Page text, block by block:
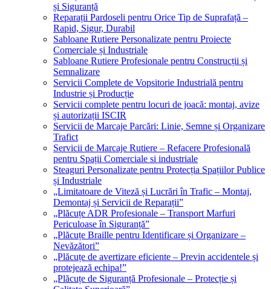
și Siguranță
Reparații Pardoseli pentru Orice Tip de Suprafață –
Rapid, Sigur, Durabil
Sabloane Rutiere Personalizate pentru Proiecte
Comerciale și Industriale
Sabloane Rutiere Profesionale pentru Construcții și
Semnalizare
Servicii Complete de Vopsitorie Industrială pentru
Industrie și Producție
Servicii complete pentru locuri de joacă: montaj, avize
și autorizații ISCIR
Servicii de Marcaje Parcări: Linie, Semne și Organizare
Trafict
Servicii de Marcaje Rutiere – Refacere Profesională
pentru Spații Comerciale si industriale
Steaguri Personalizate pentru Protecția Spațiilor Publice
și Industriale
„Limitatoare de Viteză și Lucrări în Trafic – Montaj,
Demontaj și Servicii de Reparații”
„Plăcuțe ADR Profesionale – Transport Marfuri
Periculoase în Siguranță”
„Plăcuțe Braille pentru Identificare și Organizare –
Nevăzători”
„Plăcuțe de avertizare eficiente – Previn accidentele și
protejează echipa!”
„Plăcuțe de Siguranță Profesionale – Protecție și